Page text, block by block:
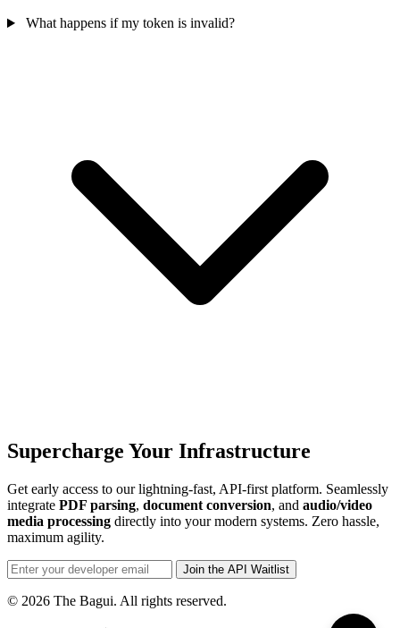
What happens if my token is invalid?
Supercharge Your Infrastructure
Get early access to our lightning-fast, API-first platform. Seamlessly
integrate PDF parsing, document conversion, and audio/video
media processing directly into your modern systems. Zero hassle,
maximum agility.
Join the API Waitlist
© 2026 The Bagui. All rights reserved.